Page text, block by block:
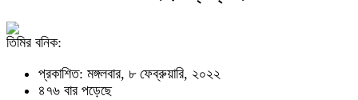
তিমির বনিক:
প্রকাশিত: মঙ্গলবার, ৮ ফেব্রুয়ারি, ২০২২
৪৭৬ বার পড়েছে